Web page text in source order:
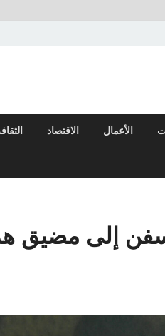
الأعمال الاقتصاد
إلى مضيق